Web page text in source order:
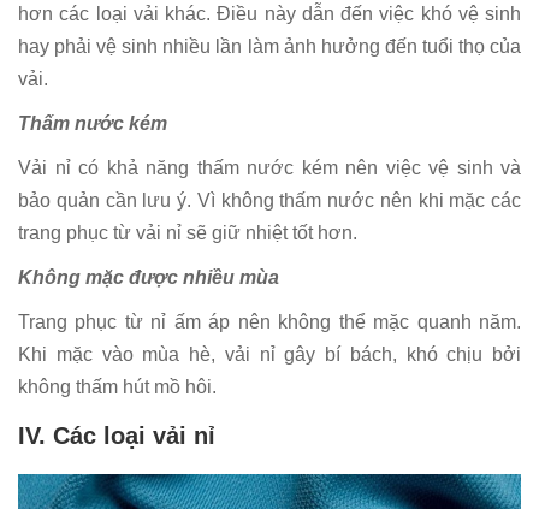
hơn các loại vải khác. Điều này dẫn đến việc khó vệ sinh
hay phải vệ sinh nhiều lần làm ảnh hưởng đến tuổi thọ của
vải.
Thấm nước kém
Vải nỉ có khả năng thấm nước kém nên việc vệ sinh và
bảo quản cần lưu ý. Vì không thấm nước nên khi mặc các
trang phục từ vải nỉ sẽ giữ nhiệt tốt hơn.
Không mặc được nhiều mùa
Trang phục từ nỉ ấm áp nên không thể mặc quanh năm.
Khi mặc vào mùa hè, vải nỉ gây bí bách, khó chịu bởi
không thấm hút mồ hôi.
IV. Các loại vải nỉ